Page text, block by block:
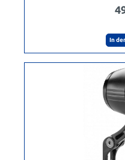
In